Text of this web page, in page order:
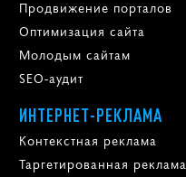
Продвижение порталов
Оптимизация сайта
Молодым сайтам
SEO-аудит
ИНТЕРНЕТ-РЕКЛАМА
Контекстная реклама
Таргетированная реклама